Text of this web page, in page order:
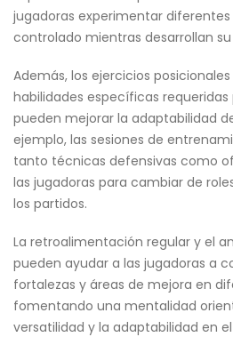
jugadoras experimentar
controlado mientras desarrollan
Además, los ejercicios
habilidades específicas
pueden mejorar la adaptabilidad
ejemplo, las sesiones de
tanto técnicas defensivas como
las jugadoras para cambiar de
los partidos.
La retroalimentación regular y el
pueden ayudar a las jugadoras a
fortalezas y áreas de mejora en
fomentando una mentalidad
versatilidad y la adaptabilidad en